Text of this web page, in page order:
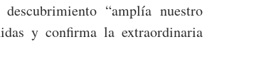
“amplía nuestro
y confirma la extraordinaria